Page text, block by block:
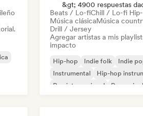
&gt; 4900 respuestas
Beats / Lo-fiChill / Lo-fi
Música clásicaMúsica
Drill / Jersey
Agregar artistas a mis
impacto
Hip-hop Indie folk Indie
Instrumental
Hip-hop
Rap internacional
Rap en